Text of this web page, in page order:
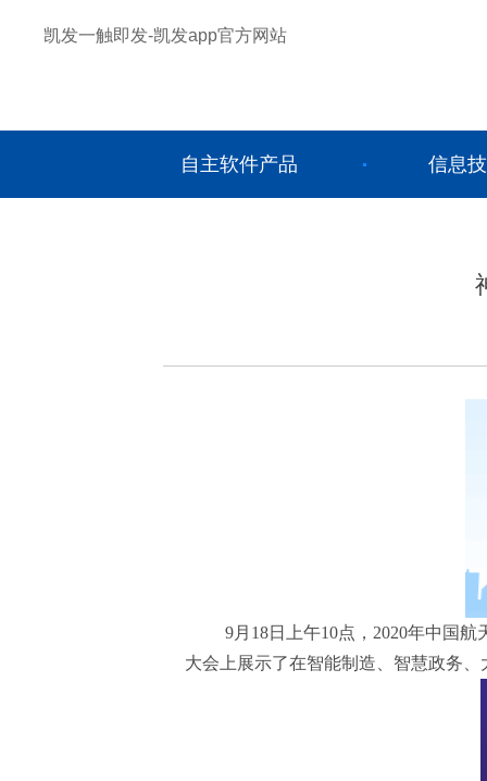
凯发一触即发-凯发app官方网站
自主软件产品 信息
9月 18日上午10点， 2020年中国航
大会上展示了在智能制造、智慧政务